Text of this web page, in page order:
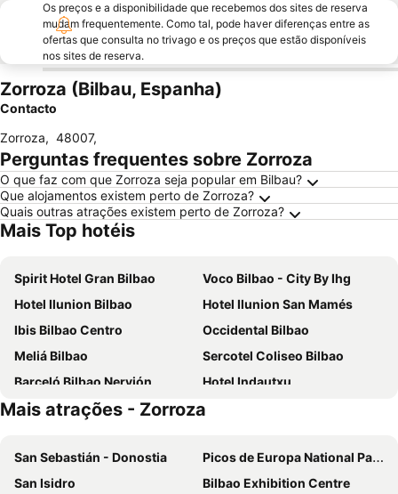
Os preços e a disponibilidade que recebemos dos sites de reserva
mudam frequentemente. Como tal, pode haver diferenças entre as
ofertas que consulta no trivago e os preços que estão disponíveis
nos sites de reserva.
Zorroza (Bilbau, Espanha)
Contacto
Zorroza, 48007,
Perguntas frequentes sobre Zorroza
O que faz com que Zorroza seja popular em Bilbau?
Que alojamentos existem perto de Zorroza?
Quais outras atrações existem perto de Zorroza?
Mais Top hotéis
Spirit Hotel Gran Bilbao
Voco Bilbao - City By Ihg
Hotel Ilunion Bilbao
Hotel Ilunion San Mamés
Ibis Bilbao Centro
Occidental Bilbao
Meliá Bilbao
Sercotel Coliseo Bilbao
Barceló Bilbao Nervión
Hotel Indautxu
Mercure Bilbao Jardines De Albia
Residencia Universitaria Resa Blas de Otero
Sercotel Arenal Bilbao
Holiday Inn Express Bilbao By Ihg
Hesperia Bilbao
Hotel Puerta de Bilbao
Mais atrações - Zorroza
San Sebastián - Donostia
Picos de Europa National Park
San Isidro
Bilbao Exhibition Centre